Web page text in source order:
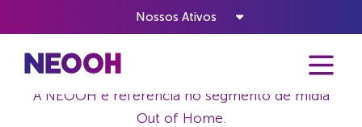
Nossos Ativos
Nada encontrado
NEOOH - A VIDA ACONTECE OUT OF HOME
A NEOOH é referência no segmento de mídia
Out of Home.